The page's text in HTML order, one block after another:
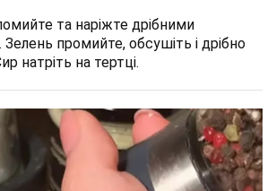
та наріжте дрібними
промийте, обсушіть і дрібно
натріть на тертці.